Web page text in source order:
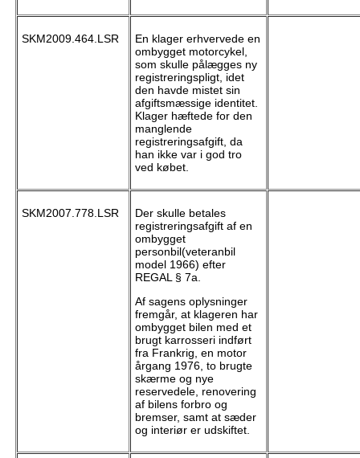
SKM2009.464.LSR
En klager erhvervede en
ombygget motorcykel,
som skulle pålægges ny
registreringspligt, idet
den havde mistet sin
afgiftsmæssige identitet.
Klager hæftede for den
manglende
registreringsafgift, da
han ikke var i god tro
ved købet.
SKM2007.778.LSR
Der skulle betales
registreringsafgift af en
ombygget
personbil(veteranbil
model 1966) efter
REGAL § 7a.
Af sagens oplysninger
fremgår, at klageren har
ombygget bilen med et
brugt karrosseri indført
fra Frankrig, en motor
årgang 1976, to brugte
skærme og nye
reservedele, renovering
af bilens forbro og
bremser, samt at sæder
og interiør er udskiftet.